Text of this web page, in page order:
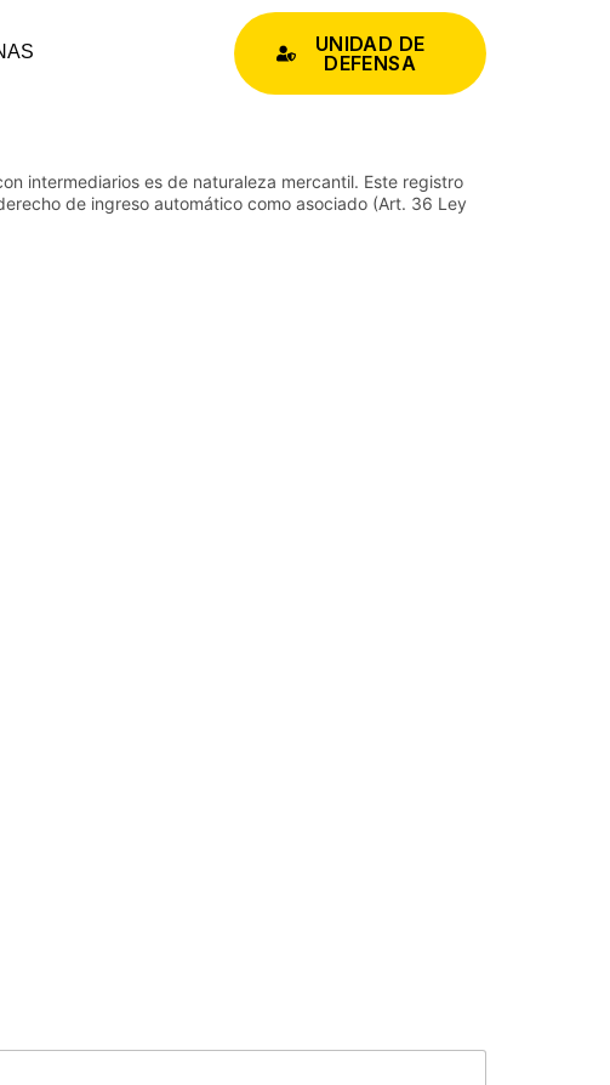
UNIDAD DE
DEFENSA
intermediarios es de naturaleza mercantil. Este registro
derecho de ingreso automático como asociado (Art. 36 Ley